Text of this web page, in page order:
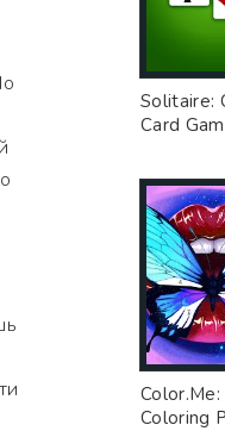
Solitaire:
Card
Color.Me:
Coloring